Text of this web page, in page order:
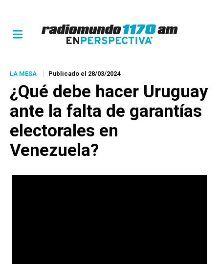
LA MESA Publicado el 28/03/2024
¿Qué debe hacer Uruguay
ante la falta de garantías
electorales en
Venezuela?